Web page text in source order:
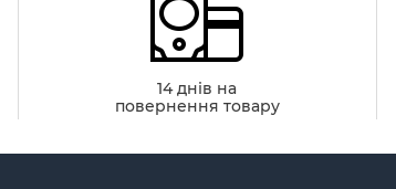
14 днів на
повернення товару